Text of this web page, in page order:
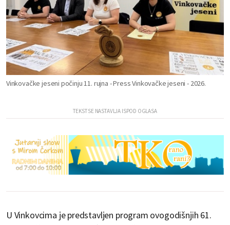
Vinkovačke jeseni počinju 11. rujna - Press Vinkovačke jeseni - 2026.
U Vinkovcima je predstavljen program ovogodišnjih 61.